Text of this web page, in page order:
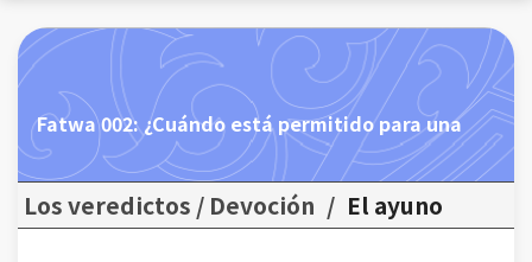
Fatwa 002: ¿Cuándo está permitido para una
Los veredictos / Devoción / El ayuno